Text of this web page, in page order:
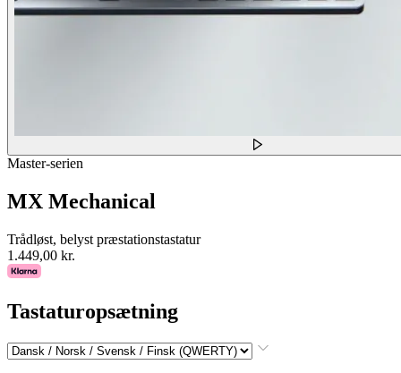
Master-serien
MX Mechanical
Trådløst, belyst præstationstastatur
1.449,00 kr.
Tastaturopsætning